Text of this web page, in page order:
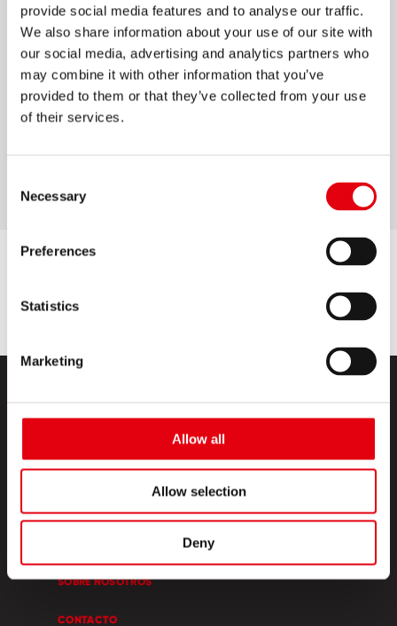
provide social media features and to analyse our traffic.
We also share information about your use of our site with
our social media, advertising and analytics partners who
may combine it with other information that you’ve
provided to them or that they’ve collected from your use
of their services.
Selection
Necessary
Preferences
Statistics
Marketing
Allow all
Allow selection
Deny
El contenedor evita ensuciar el lugar de
trabajo.
Ideal para escuela y oficina.
Saca punta fácilmente gracias a las navajas
de acero templado.
SOBRE NOSOTROS
CONTACTO